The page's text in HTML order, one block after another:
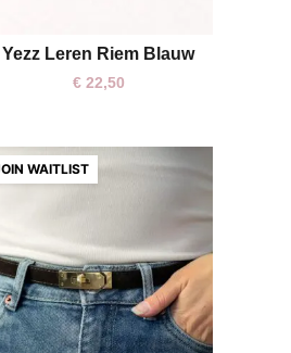
One size
Yezz Leren Riem Blauw
€22,50